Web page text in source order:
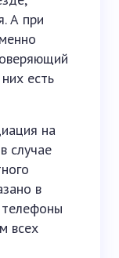
А при
есть
на
случае
в
всех